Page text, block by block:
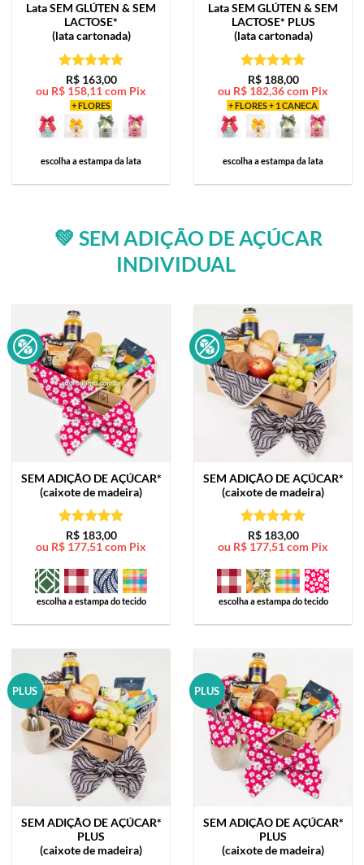
LataSEM GLÚTEN & SEM
LACTOSE*
(lata cartonada)
Avaliação5
de 5
R$163,00
ou R$ 158,11 com Pix
+ FLORES
escolha a estampa da lata
LataSEM GLÚTEN & SEM
LACTOSE* PLUS
(lata cartonada)
Avaliação5
de 5
R$188,00
ou R$ 182,36com Pix
+ FLORES + 1 CANECA
escolha a estampa da lata
💚 SEM ADIÇÃO DE AÇÚCAR
INDIVIDUAL
SEM ADIÇÃO DE AÇÚCAR*
(caixote de madeira)
Avaliação5
de 5
R$183,00
ou R$ 177,51com Pix
escolha a estampa do tecido
SEM ADIÇÃO DE AÇÚCAR*
(caixote de madeira)
Avaliação5
de 5
R$183,00
ou R$ 177,51com Pix
escolha a estampa do tecido
PLUS
SEM ADIÇÃO DE AÇÚCAR*
PLUS
(caixote de madeira)
PLUS
SEM ADIÇÃO DE AÇÚCAR*
PLUS
(caixote de madeira)